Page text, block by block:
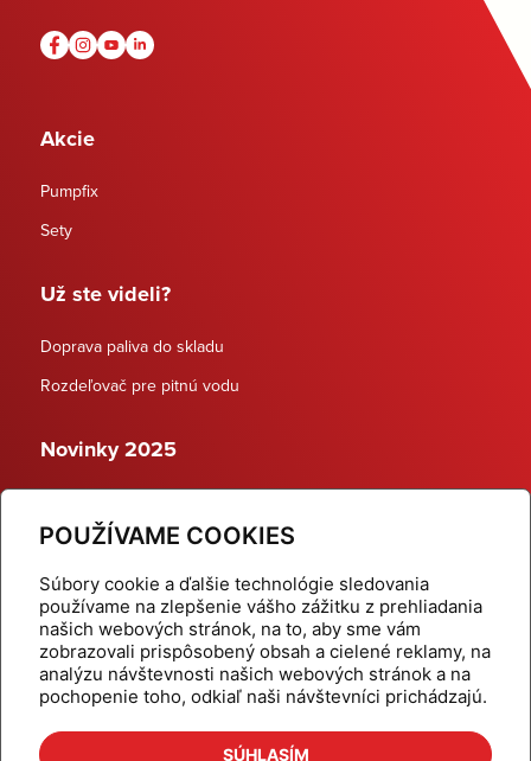
POUŽÍVAME COOKIES
Súbory cookie a ďalšie technológie sledovania
používame na zlepšenie vášho zážitku z prehliadania
našich webových stránok, na to, aby sme vám
zobrazovali prispôsobený obsah a cielené reklamy, na
analýzu návštevnosti našich webových stránok a na
pochopenie toho, odkiaľ naši návštevníci prichádzajú.
SÚHLASÍM
Akcie
Pumpfix
Sety
Už ste videli?
Doprava paliva do skladu
Rozdeľovač pre pitnú vodu
Novinky 2025
Dynamické termostatické ventily
Domov
Produkty
Aktuality
Odber šikovné tipy
Kalkulačky
Cenníky